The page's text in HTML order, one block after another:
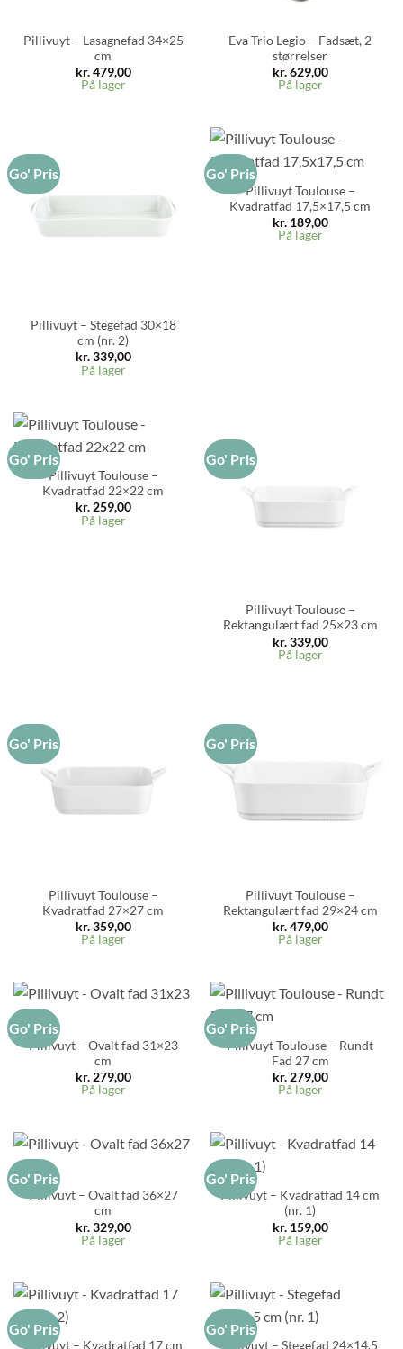
Pillivuyt – Lasagnefad 34×25
cm
kr.479,00
På lager
Eva Trio Legio – Fadsæt, 2
størrelser
kr.629,00
På lager
Go' Pris
Pillivuyt – Stegefad 30×18
cm (nr. 2)
kr.339,00
På lager
Go' Pris
Pillivuyt Toulouse –
Kvadratfad 17,5×17,5 cm
kr.189,00
På lager
Go' Pris
Pillivuyt Toulouse –
Kvadratfad 22×22 cm
kr.259,00
På lager
Go' Pris
Pillivuyt Toulouse –
Rektangulært fad 25×23 cm
kr.339,00
På lager
Go' Pris
Pillivuyt Toulouse –
Kvadratfad 27×27 cm
kr.359,00
På lager
Go' Pris
Pillivuyt Toulouse –
Rektangulært fad 29×24 cm
kr.479,00
På lager
Go' Pris
Pillivuyt – Ovalt fad 31×23
cm
kr.279,00
På lager
Go' Pris
Pillivuyt Toulouse – Rundt
Fad 27 cm
kr.279,00
På lager
Go' Pris
Pillivuyt – Ovalt fad 36×27
cm
kr.329,00
På lager
Go' Pris
Pillivuyt – Kvadratfad 14 cm
(nr. 1)
kr.159,00
På lager
Go' Pris
Pillivuyt – Kvadratfad 17 cm
Go' Pris
Pillivuyt – Stegefad 24×14,5